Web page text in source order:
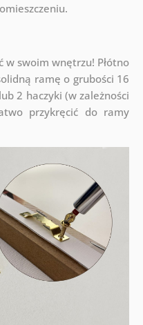
w swoim wnętrzu! Płótno
ramę o grubości 16
2 haczyki (w zależności
przykręcić do ramy